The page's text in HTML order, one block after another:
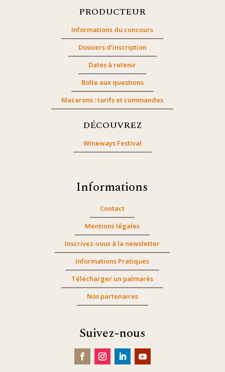
PRODUCTEUR
Informations du concours
Dossiers d’inscription
Dates à retenir
Boîte aux questions
Macarons : tarifs et commandes
DÉCOUVREZ
Wineways Festival
Informations
Contact
Mentions légales
Inscrivez-vous à la newsletter
Informations Pratiques
Télécharger un palmarès
Nos partenaires
Suivez-nous